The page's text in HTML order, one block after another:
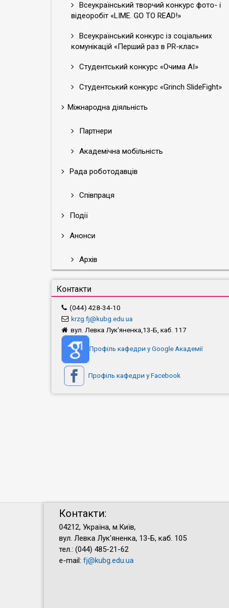
Всеукраїнський творчий конкурс фото- і
відеоробіт «LIME. GO TO READ!»
Всеукраїнський конкурс із соціальних
комунікацій «Перший раз в PR-клас»
Студентський конкурс «Очима АІ»
Студентський конкурс «Grinch SlideFight»
Міжнародна діяльність
Партнери
Академічна мобільність
Рада роботодавців
Співпраця
Події
Анонси
Архів
Контакти
(044) 428-34-10
krzg.fj@kubg.edu.ua
вул. Левка Лук'яненка,13-Б, каб. 117
Профіль кафедри у Google Академії
Профіль кафедри у Facebook
Контакти:
04212, Україна, м.Київ,
вул. Левка Лук'яненка, 13-Б, каб. 105
тел.: (044) 485-21-62
e-mail: fj@kubg.edu.ua